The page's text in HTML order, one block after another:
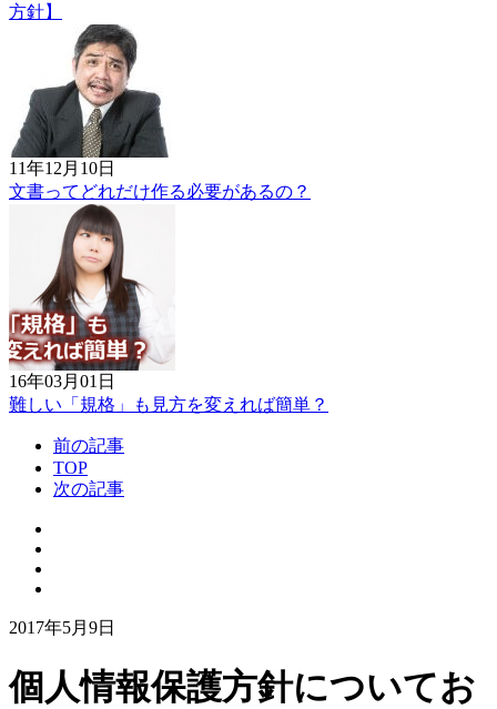
方針】
11年12月10日
文書ってどれだけ作る必要があるの？
16年03月01日
難しい「規格」も見方を変えれば簡単？
前の記事
TOP
次の記事
2017年5月9日
個人情報保護方針についてお